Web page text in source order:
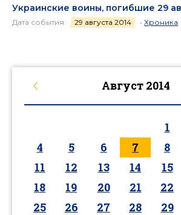
Украинские воины, погибшие 29
Дата события: 29 августа 2014 • Хроника
Август 2014
1
4
5 6 7 8
11
12 13 14 15
18
19 20 21 22
25
26 27 28 29